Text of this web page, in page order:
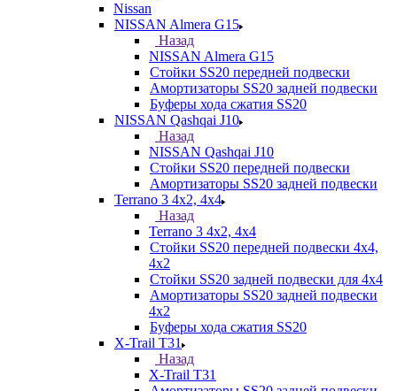
Nissan
NISSAN Almera G15
Назад
NISSAN Almera G15
Стойки SS20 передней подвески
Амортизаторы SS20 задней подвески
Буферы хода сжатия SS20
NISSAN Qashqai J10
Назад
NISSAN Qashqai J10
Стойки SS20 передней подвески
Амортизаторы SS20 задней подвески
Terrano 3 4х2, 4х4
Назад
Terrano 3 4х2, 4х4
Стойки SS20 передней подвески 4х4,
4x2
Стойки SS20 задней подвески для 4х4
Амортизаторы SS20 задней подвески
4х2
Буферы хода сжатия SS20
X-Trail T31
Назад
X-Trail T31